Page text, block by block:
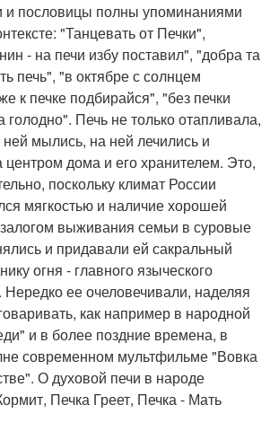
и пословицы полны упоминаниями
"Танцевать от Печки",
- на печи избу поставил", "добра та
печь", "в октябре с солнцем
к печке подбирайся", "без печки
голодно". Печь не только отапливала,
ней мылись, на ней лечились и
дома и его хранителем. Это,
поскольку климат России
мягкостью и наличие хорошей
выживания семьи в суровые
и придавали ей сакральный
огня - главного языческого
Нередко ее очеловечивали, наделяя
как например в народной
и в более поздние времена, в
современном мультфильме "Вовка
О духовой печи в народе
Печка Греет, Печка - Мать